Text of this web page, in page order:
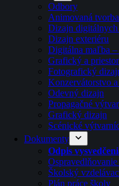
Odbory
Animovaná tvorba
Dizajn
Dizajn exteriéru
Digitálna maľba –
Grafický a
Fotografický
Konzervátorstvo
Odevný dizajn
Propagačné
Grafický dizajn
Scénické
Dokumenty
Odpis
Školský
Plán práce školy